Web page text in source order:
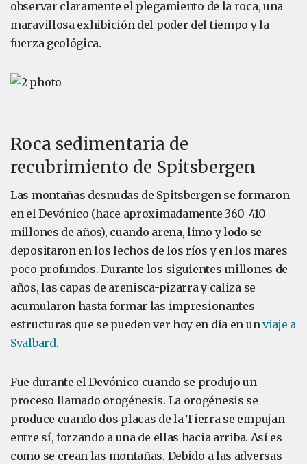
observar claramente el plegamiento de la roca, una
maravillosa exhibición del poder del tiempo y la
fuerza geológica.
Roca sedimentaria de
recubrimiento de Spitsbergen
Las montañas desnudas de Spitsbergen se formaron
en el Devónico (hace aproximadamente 360-410
millones de años), cuando arena, limo y lodo se
depositaron en los lechos de los ríos y en los mares
poco profundos. Durante los siguientes millones de
años, las capas de arenisca-pizarra y caliza se
acumularon hasta formar las impresionantes
estructuras que se pueden ver hoy en día en unviaje a
Svalbard.
Fue durante el Devónico cuando se produjo un
proceso llamado orogénesis. La orogénesis se
produce cuando dos placas de la Tierra se empujan
entre sí, forzando a una de ellas hacia arriba. Así es
como se crean las montañas. Debido a las adversas